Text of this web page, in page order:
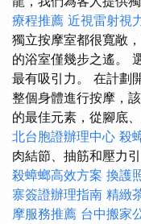
療程推薦 近視雷射視
獨立按摩室都很寬敞
的浴室僅幾步之遙。
最有吸引力。 在計劃
整個身體進行按摩，
的最佳元素，從腳底
北台胞證辦理中心 殺
肉結節、抽筋和壓力
殺蟑螂高效方案 換護
寨簽證辦理指南 精緻
摩服務推薦 台中搬家